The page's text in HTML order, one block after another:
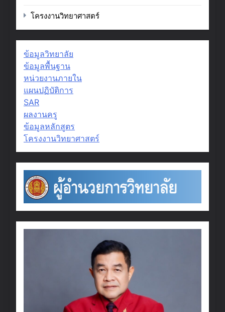
โครงงานวิทยาศาสตร์
ข้อมูลวิทยาลัย
ข้อมูลพื้นฐาน
หน่วยงานภายใน
แผนปฏิบัติการ
SAR
ผลงานครู
ข้อมูลหลักสูตร
โครงงานวิทยาศาสตร์